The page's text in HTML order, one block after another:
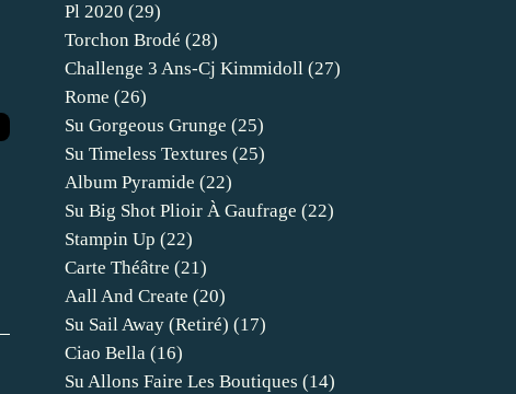
Pl 2020 (29)
Torchon Brodé (28)
Challenge 3 Ans-Cj Kimmidoll (27)
Rome (26)
Su Gorgeous Grunge (25)
Su Timeless Textures (25)
Album Pyramide (22)
Su Big Shot Plioir À Gaufrage (22)
Stampin Up (22)
Carte Théâtre (21)
Aall And Create (20)
Su Sail Away (retiré) (17)
Ciao Bella (16)
Su Allons Faire Les Boutiques (14)